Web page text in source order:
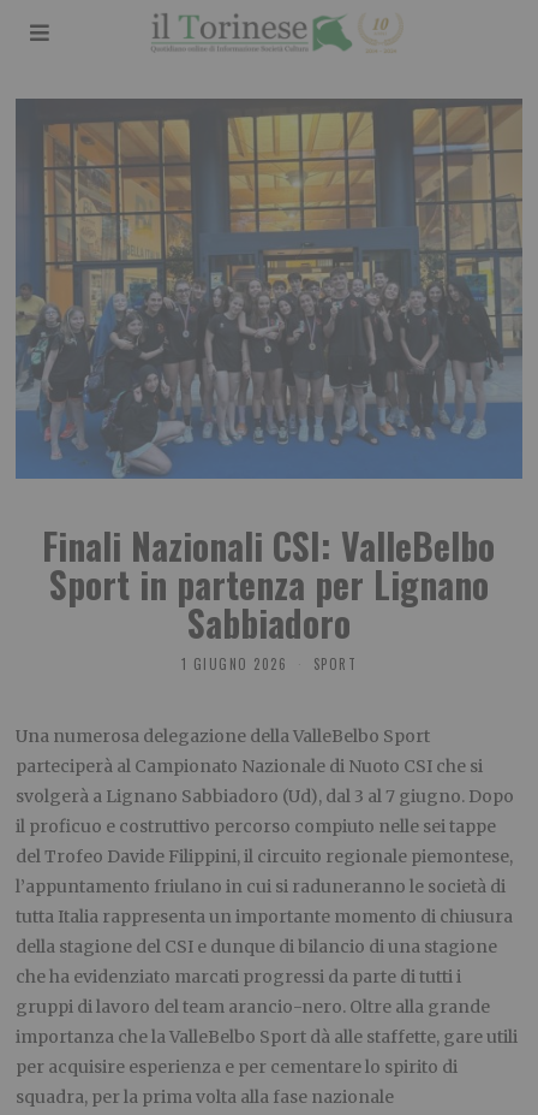
Finali Nazionali CSI: ValleBelbo
Sport in partenza per Lignano
Sabbiadoro
1 GIUGNO 2026 SPORT
Una numerosa delegazione della ValleBelbo Sport
parteciperà al Campionato Nazionale di Nuoto CSI che si
svolgerà a Lignano Sabbiadoro (Ud), dal 3 al 7 giugno. Dopo
il proficuo e costruttivo percorso compiuto nelle sei tappe
del Trofeo Davide Filippini, il circuito regionale piemontese,
l’appuntamento friulano in cui si raduneranno le società di
tutta Italia rappresenta un importante momento di chiusura
della stagione del CSI e dunque di bilancio di una stagione
che ha evidenziato marcati progressi da parte di tutti i
gruppi di lavoro del team arancio-nero. Oltre alla grande
importanza che la ValleBelbo Sport dà alle staffette, gare utili
per acquisire esperienza e per cementare lo spirito di
squadra, per la prima volta alla fase nazionale